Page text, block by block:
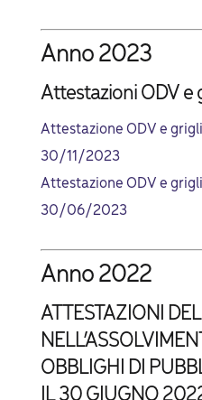
Anno 2023
Attestazioni ODV e
Attestazione ODV e
30/11/2023
Attestazione ODV e
30/06/2023
Anno 2022
ATTESTAZIONI
OBBLIGHI DI
IL 30 GIUGNO